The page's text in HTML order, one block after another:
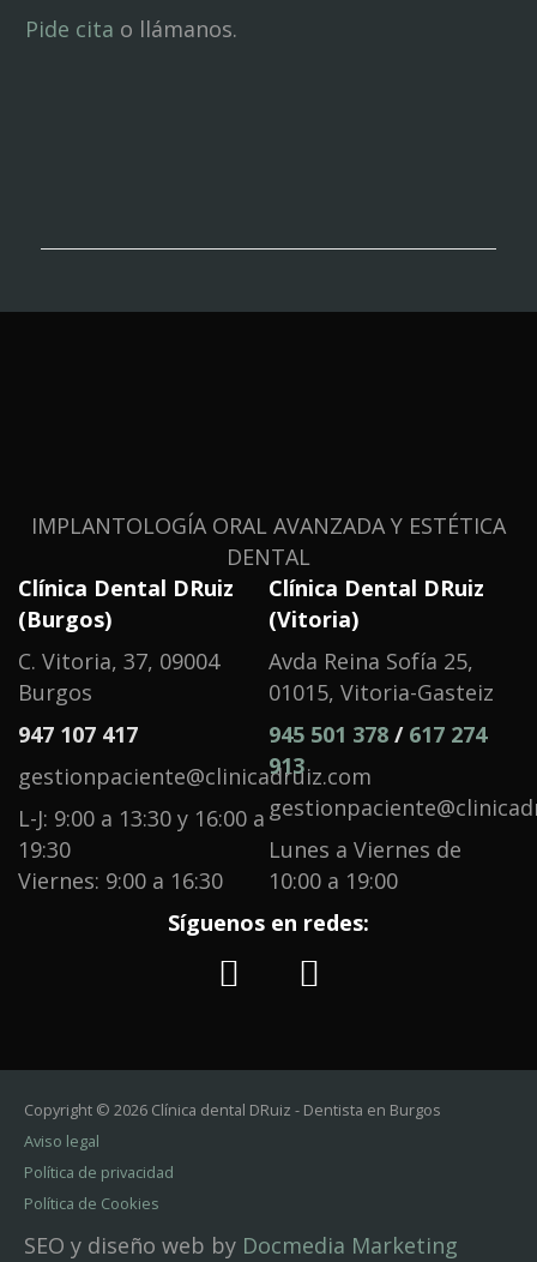
Pide cita o llámanos.
IMPLANTOLOGÍA ORAL AVANZADA Y ESTÉTICA
DENTAL
Clínica Dental DRuiz
(Burgos)
C. Vitoria, 37, 09004
Burgos
947 107 417
gestionpaciente@clinicadruiz.com
L-J: 9:00 a 13:30 y 16:00 a
19:30
Viernes: 9:00 a 16:30
Clínica Dental DRuiz
(Vitoria)
Avda Reina Sofía 25,
01015, Vitoria-Gasteiz
945 501 378 / 617 274
913
Lunes a Viernes de
10:00 a 19:00
Síguenos en redes:
Copyright © 2026 Clínica dental DRuiz - Dentista en Burgos
Aviso legal
Política de privacidad
Política de Cookies
SEO y diseño web by Docmedia Marketing